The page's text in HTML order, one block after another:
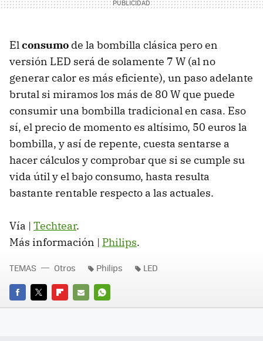
Elconsumo de la bombilla clásica pero en
versión LED será de solamente 7 W (al no
generar calor es más eficiente), un paso adelante
brutal si miramos los más de 80 W que puede
consumir una bombilla tradicional en casa. Eso
sí, el precio de momento es altísimo, 50 euros la
bombilla, y así de repente, cuesta sentarse a
hacer cálculos y comprobar que si se cumple su
vida útil y el bajo consumo, hasta resulta
bastante rentable respecto a las actuales.
Vía | Techtear.
Más información | Philips.
FACEBOOK
TWITTERFLIPBOARD
E-
WHATSAPP
TEMAS Otros Philips LED